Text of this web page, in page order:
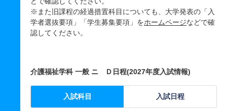
※また旧課程の経過措置科目についても、大学発表の「入
学者選抜要項」「学生募集要項」をホームページなどで確
認してください。
介護福祉学科 一般 ニ Ｄ日程(2027年度入試情報)
入試科目 入試日程